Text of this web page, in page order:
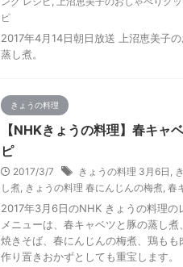
ピ
2017年4月14日朝日放送 上沼恵美子
蒸し煮。
きょうの料理
【NHKきょうの料理】春キャ
ピ
2017/3/7 きょうの料理 3月6日 ,
し煮, きょうの料理 春にんじんの梅煮, 春
2017年3月6日のNHK きょうの料理の
メニューは、春キャベツと豚の蒸し
焼きそば、春にんじんの梅煮、鶏もも
作り置きおかずとしても重宝します。